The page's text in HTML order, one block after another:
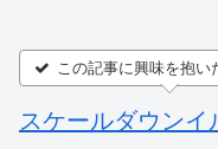
この記事に興味を抱い
スケールダウンイ